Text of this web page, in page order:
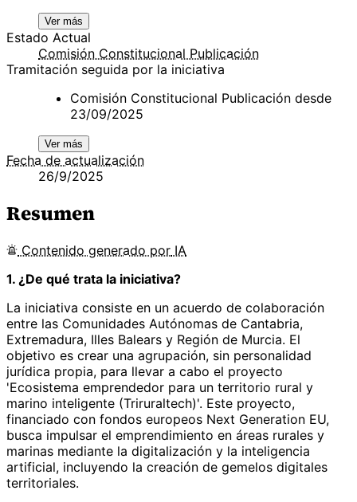
Ver más
Estado Actual
Comisión Constitucional Publicación
Tramitación seguida por la iniciativa
Comisión Constitucional Publicación desde
23/09/2025
Ver más
Fecha de actualización
26/9/2025
Resumen
Contenido generado por IA
1. ¿De qué trata la iniciativa?
La iniciativa consiste en un acuerdo de colaboración
entre las Comunidades Autónomas de Cantabria,
Extremadura, Illes Balears y Región de Murcia. El
objetivo es crear una agrupación, sin personalidad
jurídica propia, para llevar a cabo el proyecto
'Ecosistema emprendedor para un territorio rural y
marino inteligente (Triruraltech)'. Este proyecto,
financiado con fondos europeos Next Generation EU,
busca impulsar el emprendimiento en áreas rurales y
marinas mediante la digitalización y la inteligencia
artificial, incluyendo la creación de gemelos digitales
territoriales.